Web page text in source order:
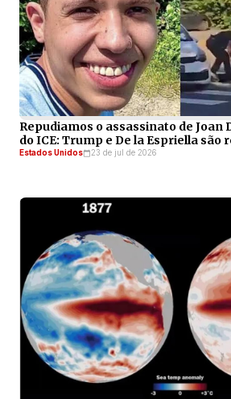
Repudiamos o assassinato de Joan
do ICE: Trump e De la Espriella são
Estados Unidos 23 de jul de 2026